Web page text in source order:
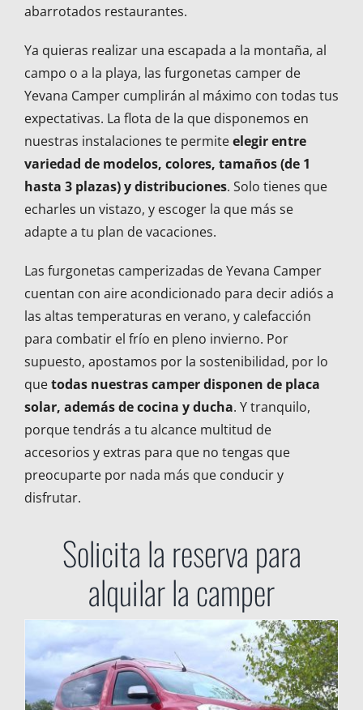
abarrotados restaurantes.
Ya quieras realizar una escapada a la montaña, al
campo o a la playa, las furgonetas camper de
Yevana Camper cumplirán al máximo con todas tus
expectativas. La flota de la que disponemos en
nuestras instalaciones te permiteelegir entre
variedad de modelos, colores, tamaños (de 1
hasta 3 plazas) y distribuciones. Solo tienes que
echarles un vistazo, y escoger la que más se
adapte a tu plan de vacaciones.
Las furgonetas camperizadas de Yevana Camper
cuentan con aire acondicionado para decir adiós a
las altas temperaturas en verano, y calefacción
para combatir el frío en pleno invierno. Por
supuesto, apostamos por la sostenibilidad, por lo
quetodas nuestras camper disponen de placa
solar, además de cocina y ducha. Y tranquilo,
porque tendrás a tu alcance multitud de
accesorios y extras para que no tengas que
preocuparte por nada más que conducir y
disfrutar.
Solicita la reserva para
alquilar la camper